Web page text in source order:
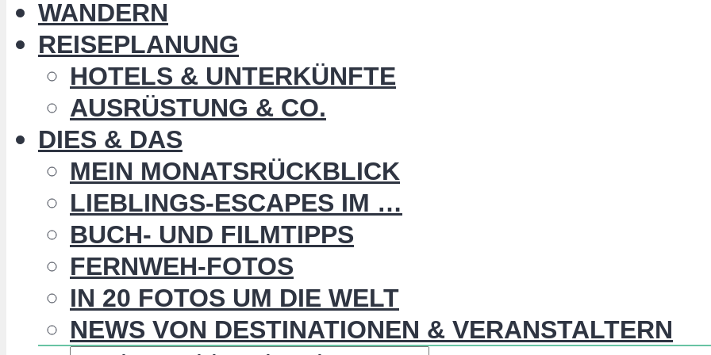
WANDERN
REISEPLANUNG
HOTELS & UNTERKÜNFTE
AUSRÜSTUNG & CO.
DIES & DAS
MEIN MONATSRÜCKBLICK
LIEBLINGS-ESCAPES IM …
BUCH- UND FILMTIPPS
FERNWEH-FOTOS
IN 20 FOTOS UM DIE WELT
NEWS VON DESTINATIONEN & VERANSTALTERN